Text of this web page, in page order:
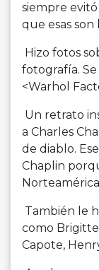
siempre
que esas son
Hizo fotos
fotografía.
<Warhol
Un retrato
a Charles
de diablo.
Chaplin
También le
como
Capote,